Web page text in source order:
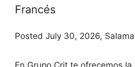
Francés
Posted July 30, 2026,
En Grupo Crit te ofrecemos